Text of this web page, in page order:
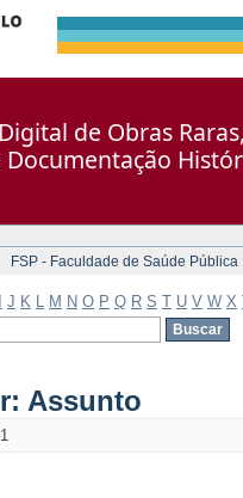
de Obras Raras,
Documentação
FSP - Faculdade de Saúde Pública
J K M N O P Q R S T U V W X
Assunto